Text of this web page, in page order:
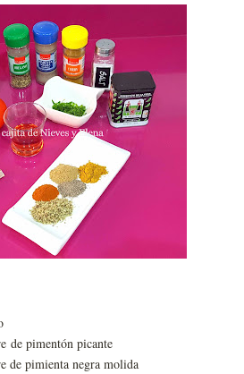
de pimentón picante
de pimienta negra molida